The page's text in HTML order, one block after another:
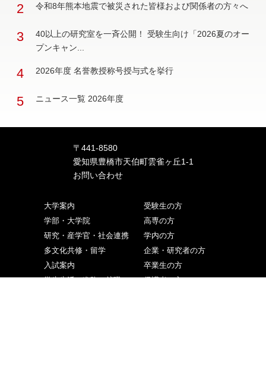
2 令和8年熊本地震で被災された皆様および関係者の方々へ
3
40以上の研究室を一斉公開！ 受験生向け「2026夏のオー
プンキャン...
4 2026年度 名誉教授称号授与式を挙行
5 ニュース一覧 2026年度
〒441-8580
愛知県豊橋市天伯町雲雀ヶ丘1-1
お問い合わせ
大学案内
学部・大学院
研究・産学官・社会連携
多文化共修・留学
入試案内
学生生活・進路・就職
受験生の方
高専の方
学内の方
企業・研究者の方
卒業生の方
保護者の方